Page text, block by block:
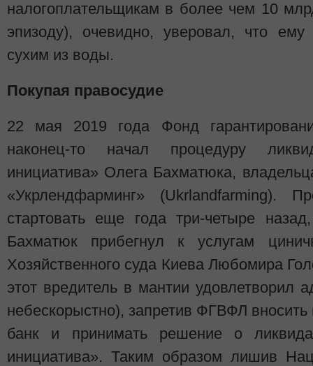
налогоплательщикам в более чем 10
эпизоду), очевидно, уверовал, что ему
сухим из воды.
Покупая правосудие
22 мая 2019 года Фонд
наконец-то начал процедуру
инициатива» Олега Бахматюка,
«Укрлендфарминг» (Ukrlandfarming).
стартовать еще года три-четыре
Бахматюк прибегнул к услугам
Хозяйственного суда Киева Любомира
этот вредитель в мантии удовлетворил
небескорыстно), запретив ФГВФЛ
банк и принимать решение о
инициатива». Таким образом лишив